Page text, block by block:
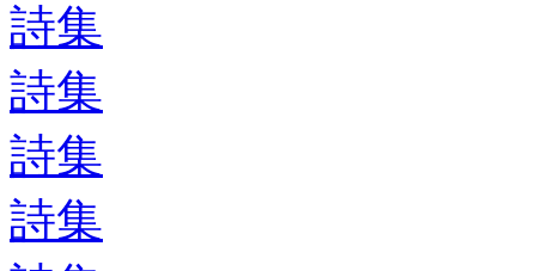
詩集
詩集
詩集
詩集